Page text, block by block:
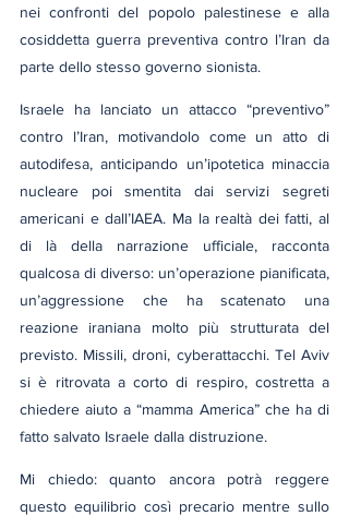
nei confronti del popolo palestinese e alla
cosiddetta guerra preventiva contro l’Iran da
parte dello stesso governo sionista.
Israele ha lanciato un attacco “preventivo”
contro l’Iran, motivandolo come un atto di
autodifesa, anticipando un’ipotetica minaccia
nucleare poi smentita dai servizi segreti
americani e dall’IAEA. Ma la realtà dei fatti, al
di là della narrazione ufficiale, racconta
qualcosa di diverso: un’operazione pianificata,
un’aggressione che ha scatenato una
reazione iraniana molto più strutturata del
previsto. Missili, droni, cyberattacchi. Tel Aviv
si è ritrovata a corto di respiro, costretta a
chiedere aiuto a “mamma America” che ha di
fatto salvato Israele dalla distruzione.
Mi chiedo: quanto ancora potrà reggere
questo equilibrio così precario mentre sullo